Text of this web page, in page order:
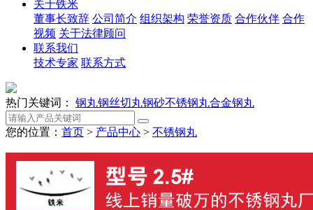
关于铁米
董事长致辞 公司简介 组织架构 荣誉资质 合作伙伴 合作
视频 关于法律顾问
联系我们
技术专家 联系方式
热门关键词： 钢丸钢丝切丸钢砂不锈钢丸合金钢丸
您的位置： 首页 > 产品中心 > 不锈钢丸